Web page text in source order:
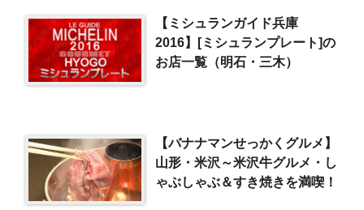
【ミシュランガイド兵庫
2016】[ミシュランプレート]の
お店一覧（明石・三木）
【バナナマンせっかくグルメ】
山形・米沢～米沢牛グルメ・し
ゃぶしゃぶ＆すき焼きを満喫！